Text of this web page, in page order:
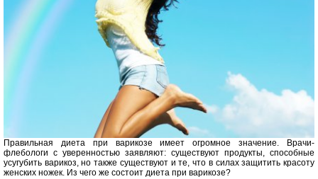
Правильная диета при варикозе имеет огромное значение. Врачи-
флебологи с уверенностью заявляют: существуют продукты, способные
усугубить варикоз, но также существуют и те, что в силах защитить красоту
женских ножек. Из чего же состоит диета при варикозе?